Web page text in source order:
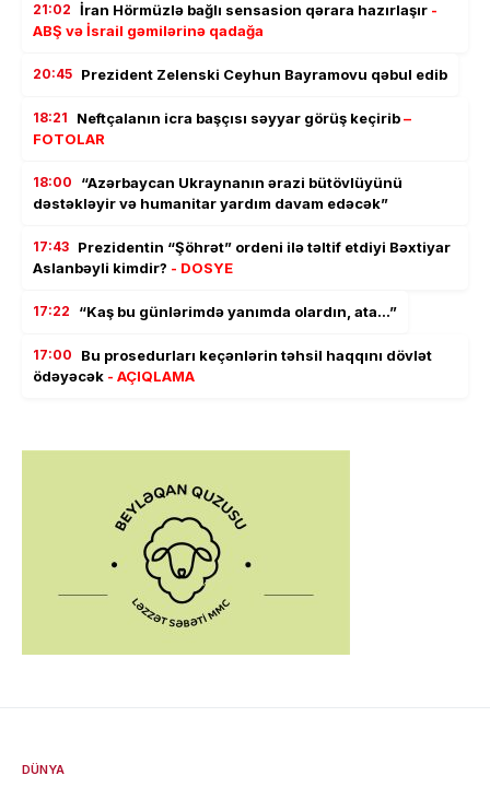
21:02 İran Hörmüzlə bağlı sensasion qərara hazırlaşır -
ABŞ və İsrail gəmilərinə qadağa
20:45 Prezident Zelenski Ceyhun Bayramovu qəbul edib
18:21 Neftçalanın icra başçısı səyyar görüş keçirib–
FOTOLAR
18:00
“Azərbaycan Ukraynanın ərazi bütövlüyünü
dəstəkləyir və humanitar yardım davam edəcək”
17:43 Prezidentin “Şöhrət” ordeni ilə təltif etdiyi Bəxtiyar
Aslanbəyli kimdir? - DOSYE
17:22 “Kaş bu günlərimdə yanımda olardın, ata…”
17:00
Bu prosedurları keçənlərin təhsil haqqını dövlət
ödəyəcək - AÇIQLAMA
DÜNYA